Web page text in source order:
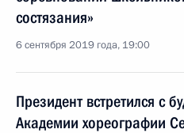
состязания»
6 сентября 2019 года, 19:00
Президент встретился с
Академии хореографии